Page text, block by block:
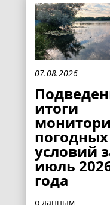
07.08.2026
итоги
погодных
условий
июль
года
о данным